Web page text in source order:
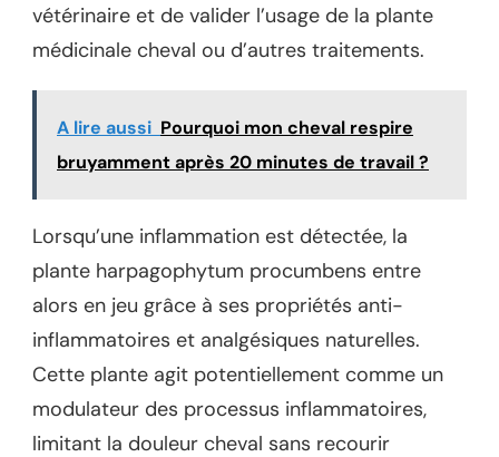
vétérinaire et de valider l’usage de la plante
médicinale cheval ou d’autres traitements.
A lire aussi Pourquoi mon cheval respire
bruyamment après 20 minutes de travail ?
Lorsqu’une inflammation est détectée, la
plante harpagophytum procumbens entre
alors en jeu grâce à ses propriétés anti-
inflammatoires et analgésiques naturelles.
Cette plante agit potentiellement comme un
modulateur des processus inflammatoires,
limitant la douleur cheval sans recourir